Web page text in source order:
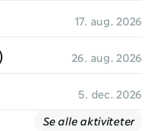
17. aug. 2026
26. aug. 2026
5. dec. 2026
Se alle aktiviteter